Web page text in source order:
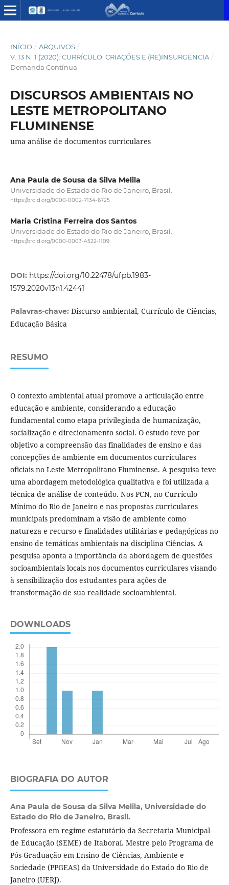
INÍCIO / ARQUIVOS /
V. 13 N. 1 (2020): CURRÍCULO: CRIAÇÕES E (RE)INSURGÊNCIA /
Demanda Contínua
DISCURSOS AMBIENTAIS NO
LESTE METROPOLITANO
FLUMINENSE
uma análise de documentos curriculares
Ana Paula de Sousa da Silva Melila
Universidade do Estado do Rio de Janeiro, Brasil.
https://orcid.org/0000-0002-7134-6725
Maria Cristina Ferreira dos Santos
Universidade do Estado do Rio de Janeiro, Brasil.
https://orcid.org/0000-0003-4522-1109
DOI: https://doi.org/10.22478/ufpb.1983-
1579.2020v13n1.42441
Palavras-chave: Discurso ambiental, Currículo de Ciências,
Educação Básica
RESUMO
O contexto ambiental atual promove a articulação entre
educação e ambiente, considerando a educação
fundamental como etapa privilegiada de humanização,
socialização e direcionamento social. O estudo teve por
objetivo a compreensão das finalidades de ensino e das
concepções de ambiente em documentos curriculares
oficiais no Leste Metropolitano Fluminense. A pesquisa teve
uma abordagem metodológica qualitativa e foi utilizada a
técnica de análise de conteúdo. Nos PCN, no Currículo
Mínimo do Rio de Janeiro e nas propostas curriculares
municipais predominam a visão de ambiente como
natureza e recurso e finalidades utilitárias e pedagógicas no
ensino de temáticas ambientais na disciplina Ciências. A
pesquisa aponta a importância da abordagem de questões
socioambientais locais nos documentos curriculares visando
à sensibilização dos estudantes para ações de
transformação de sua realidade socioambiental.
DOWNLOADS
BIOGRAFIA DO AUTOR
Ana Paula de Sousa da Silva Melila, Universidade do
Estado do Rio de Janeiro, Brasil.
Professora em regime estatutário da Secretaria Municipal
de Educação (SEME) de Itaboraí. Mestre pelo Programa de
Pós-Graduação em Ensino de Ciências, Ambiente e
Sociedade (PPGEAS) da Universidade do Estado do Rio de
Janeiro (UERJ).